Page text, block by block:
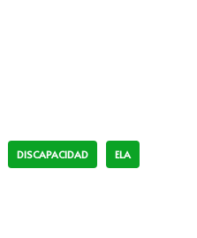
DISCAPACIDAD ELA